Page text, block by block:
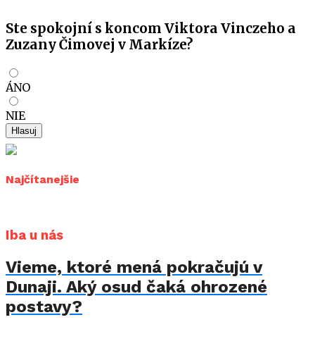
Ste spokojní s koncom Viktora Vinczeho a
Zuzany Čimovej v Markíze?
ÁNO
NIE
Hlasuj
Najčítanejšie
Iba u nás
Vieme, ktoré mená pokračujú v
Dunaji. Aký osud čaká ohrozené
postavy?